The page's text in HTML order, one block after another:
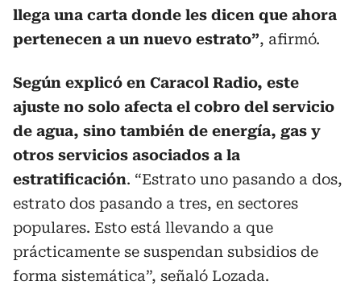
llega una carta donde les dicen que ahora
pertenecen a un nuevo estrato”, afirmó.
Según explicó en Caracol Radio, este
ajuste no solo afecta el cobro del servicio
de agua, sino también de energía, gas y
otros servicios asociados a la
estratificación. “Estrato uno pasando a dos,
estrato dos pasando a tres, en sectores
populares. Esto está llevando a que
prácticamente se suspendan subsidios de
forma sistemática”, señaló Lozada.